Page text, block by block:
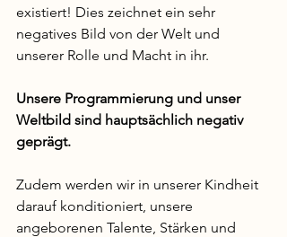
existiert! Dies zeichnet ein sehr
negatives Bild von der Welt und
unserer Rolle und Macht in ihr.
Unsere Programmierung und unser
Weltbild sind hauptsächlich negativ
geprägt.
Zudem werden wir in unserer Kindheit
darauf konditioniert, unsere
angeborenen Talente, Stärken und